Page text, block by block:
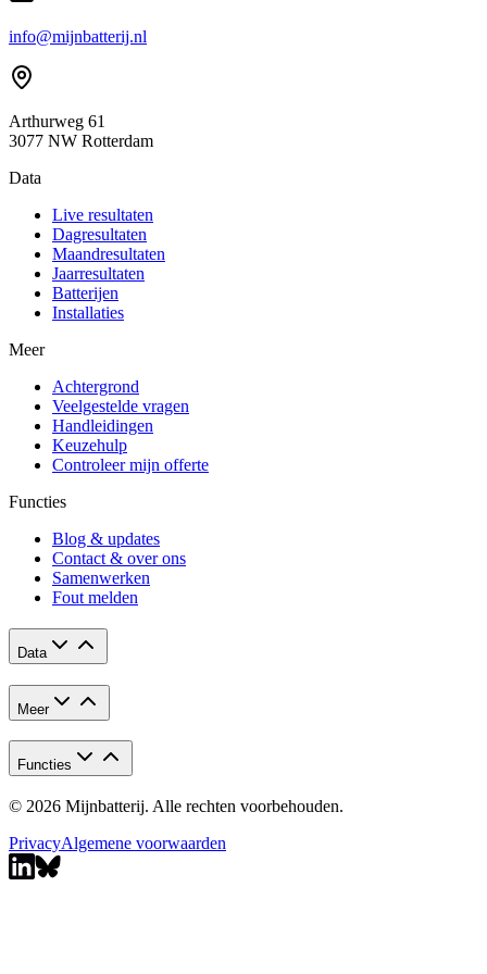
info@mijnbatterij.nl
Arthurweg 61
3077 NW Rotterdam
Data
Live resultaten
Dagresultaten
Maandresultaten
Jaarresultaten
Batterijen
Installaties
Meer
Achtergrond
Veelgestelde vragen
Handleidingen
Keuzehulp
Controleer mijn offerte
Functies
Blog & updates
Contact & over ons
Samenwerken
Fout melden
Data
Meer
Functies
© 2026 Mijnbatterij. Alle rechten voorbehouden.
PrivacyAlgemene voorwaarden